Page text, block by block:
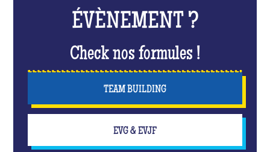
ÉVÈNEMENT ?
Check nos formules !
TEAM BUILDING
EVG & EVJF